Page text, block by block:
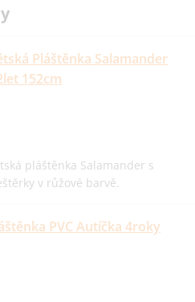
Pláštěnka Salamander
152cm
pláštěnka Salamander s
v růžové barvě.
PVC Autíčka 4roky